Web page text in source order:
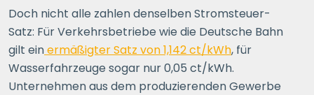
Doch nicht alle zahlen denselben Stromsteuer-
Satz: Für Verkehrsbetriebe wie die Deutsche Bahn
gilt einermäßigter Satz von 1,142 ct/kWh, für
Wasserfahrzeuge sogar nur 0,05 ct/kWh.
Unternehmen aus dem produzierenden Gewerbe